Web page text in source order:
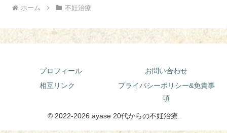
ホーム 不妊治療
プロフィール
お問い合わせ
相互リンク
プライバシーポリシー&免責事
項
© 2022-2026 ayase 20代からの不妊治療.